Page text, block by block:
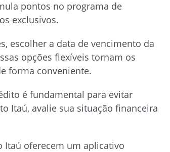
pontos no programa de
exclusivos.
escolher a data de vencimento da
opções flexíveis tornam os
forma conveniente.
é fundamental para evitar
Itaú, avalie sua situação financeira
Itaú oferecem um aplicativo